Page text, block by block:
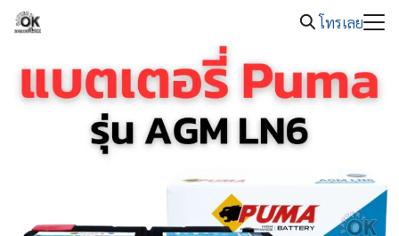
Skipแบตเตอรี่รถยนต์หมด โทร. 089-326-2221
20.00
โทรเลย
for: